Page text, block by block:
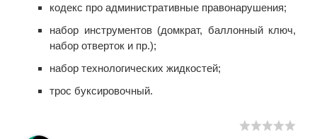
кодекс про административные правонарушения;
набор инструментов (домкрат, баллонный ключ,
набор отверток и пр.);
набор технологических жидкостей;
трос буксировочный.